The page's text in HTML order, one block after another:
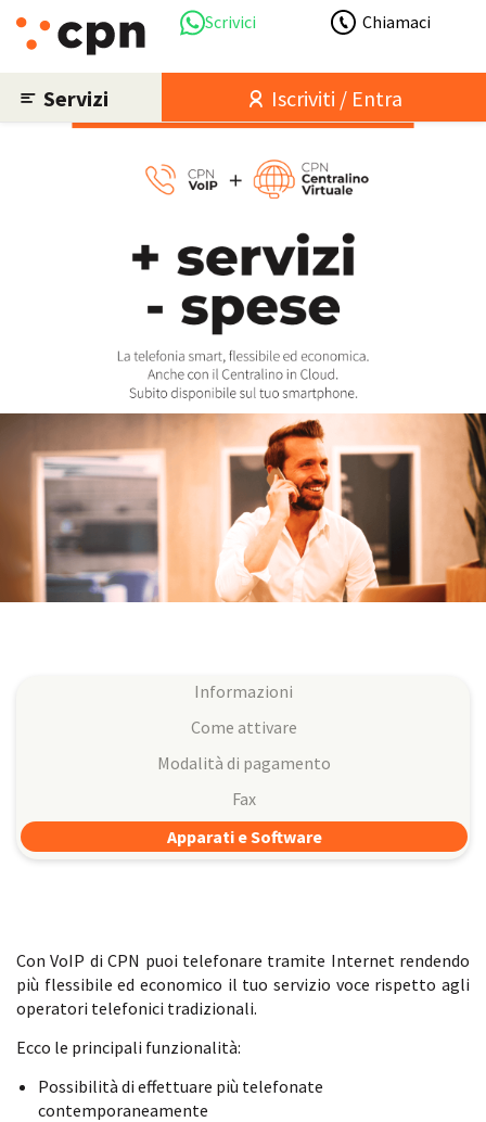
Scrivici Chiamaci
Servizi Iscriviti / Entra
Informazioni
Come attivare
Modalità di pagamento
Fax
Apparati e Software
Con VoIP di CPN puoi telefonare tramite Internet rendendo
più flessibile ed economico il tuo servizio voce rispetto agli
operatori telefonici tradizionali.
Ecco le principali funzionalità:
Possibilità di effettuare più telefonate
contemporaneamente